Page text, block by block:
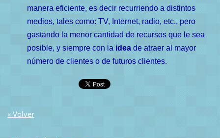
manera eficiente, es decir recurriendo a distintos
medios, tales como: TV, Internet, radio, etc., pero
gastando la menor cantidad de recursos que le sea
posible, y siempre con la ideade atraer al mayor
número de clientes o de futuros clientes.
« Volver